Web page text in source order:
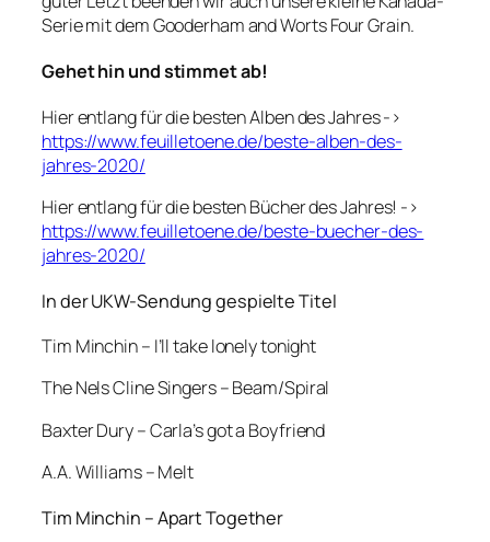
Serie mit dem Gooderham and Worts Four Grain.
Gehet hin und stimmet ab!
Hier entlang für die besten Alben des Jahres ->
https://www.feuilletoene.de/beste-alben-des-
jahres-2020/
Hier entlang für die besten Bücher des Jahres! ->
https://www.feuilletoene.de/beste-buecher-des-
jahres-2020/
In der UKW-Sendung gespielte Titel
Tim Minchin – I’ll take lonely tonight
The Nels Cline Singers – Beam/Spiral
Baxter Dury – Carla’s got a Boyfriend
A.A. Williams – Melt
Tim Minchin – Apart Together